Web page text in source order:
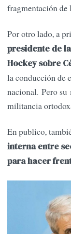
fragmentación de
Por otro lado, a
presidente de
Hockey sobre
la conducción de
nacional. Pero
militancia
En publico,
interna entre
para hacer